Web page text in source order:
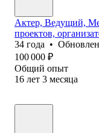
Актер, Ведущий,
проектов,
34 года •
100 000 ₽
Общий опыт
16 лет 3 месяца